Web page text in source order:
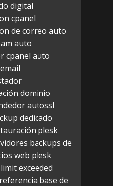
digital
cpanel
de correo auto
auto
cpanel auto
dominio
autossl
dedicado
plesk
backups de
web plesk
exceeded
base de